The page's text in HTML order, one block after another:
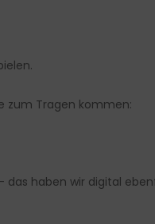
zum Tragen kommen:
das haben wir digital